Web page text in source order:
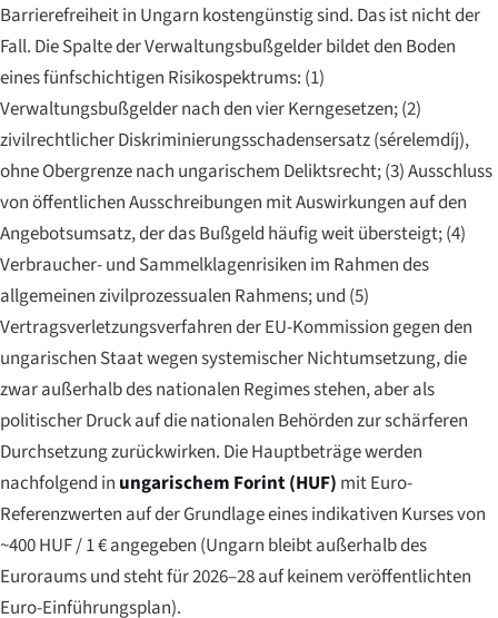
Barrierefreiheit in Ungarn kostengünstig sind. Das ist nicht der
Fall. Die Spalte der Verwaltungsbußgelder bildet den Boden
eines fünfschichtigen Risikospektrums: (1)
Verwaltungsbußgelder nach den vier Kerngesetzen; (2)
zivilrechtlicher Diskriminierungsschadensersatz (sérelemdíj),
ohne Obergrenze nach ungarischem Deliktsrecht; (3) Ausschluss
von öffentlichen Ausschreibungen mit Auswirkungen auf den
Angebotsumsatz, der das Bußgeld häufig weit übersteigt; (4)
Verbraucher- und Sammelklagenrisiken im Rahmen des
allgemeinen zivilprozessualen Rahmens; und (5)
Vertragsverletzungsverfahren der EU-Kommission gegen den
ungarischen Staat wegen systemischer Nichtumsetzung, die
zwar außerhalb des nationalen Regimes stehen, aber als
politischer Druck auf die nationalen Behörden zur schärferen
Durchsetzung zurückwirken. Die Hauptbeträge werden
nachfolgend in ungarischem Forint (HUF) mit Euro-
Referenzwerten auf der Grundlage eines indikativen Kurses von
~400 HUF / 1 € angegeben (Ungarn bleibt außerhalb des
Euroraums und steht für 2026–28 auf keinem veröffentlichten
Euro-Einführungsplan).